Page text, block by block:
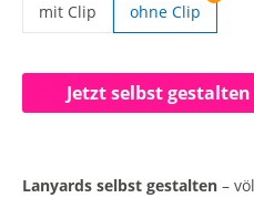
mit Clip
ohne Clip
Jetzt selbst gestalten
Lanyards selbst gestalten –